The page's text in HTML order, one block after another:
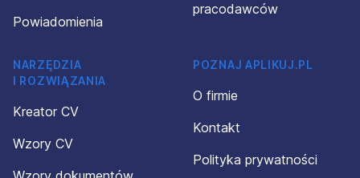
Powiadomienia
pracodawców
NARZĘDZIA
I ROZWIĄZANIA
Kreator CV
Wzory CV
POZNAJ APLIKUJ.PL
O firmie
Kontakt
Polityka prywatności